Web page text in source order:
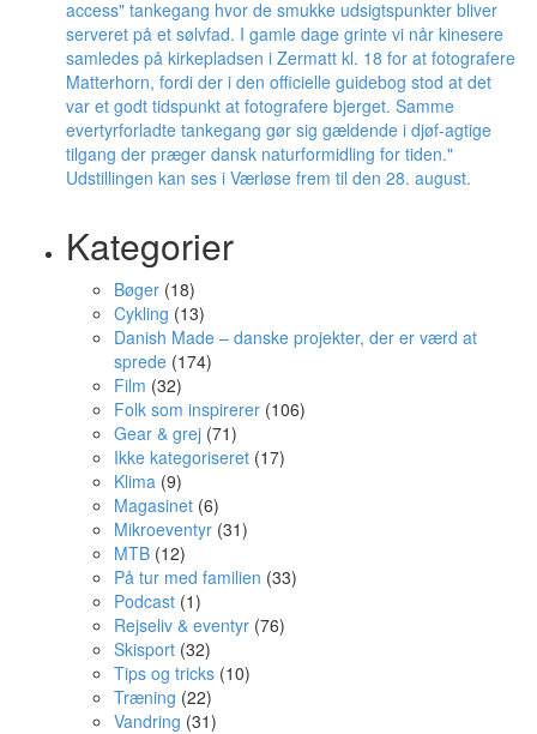
Kategorier
Bøger (18)
Cykling (13)
Danish Made – danske projekter, der er værd at
sprede (174)
Film (32)
Folk som inspirerer (106)
Gear & grej (71)
Ikke kategoriseret (17)
Klima (9)
Magasinet (6)
Mikroeventyr (31)
MTB (12)
På tur med familien (33)
Podcast (1)
Rejseliv & eventyr (76)
Skisport (32)
Tips og tricks (10)
Træning (22)
Vandring (31)